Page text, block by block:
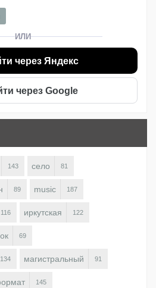
ИЛИ
через Яндекс
через Google
143 село 81
89 music 187
116 иркутская 122
69
134 магистральный 91
145